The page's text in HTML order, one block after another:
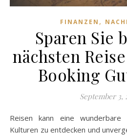
FINANZEN ,
Sparen Sie
nächsten
Booking
September 3,
Reisen kann eine wunderbare Möglichkeit sein, neue
Kulturen zu entdecken und